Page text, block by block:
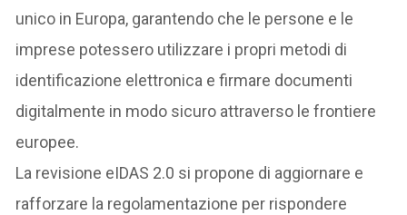
unico in Europa, garantendo che le persone e le
imprese potessero utilizzare i propri metodi di
identificazione elettronica e firmare documenti
digitalmente in modo sicuro attraverso le frontiere
europee.
La revisione eIDAS 2.0 si propone di aggiornare e
rafforzare la regolamentazione per rispondere